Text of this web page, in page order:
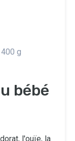
g
bébé
l'ouïe, la